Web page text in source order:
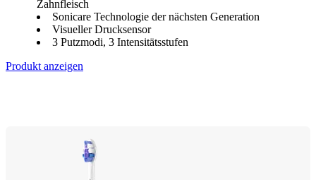
Zahnfleisch
Sonicare Technologie der nächsten Generation
Visueller Drucksensor
3 Putzmodi, 3 Intensitätsstufen
Produkt anzeigen